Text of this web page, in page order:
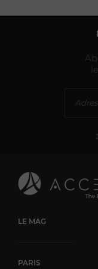
porter alliant confort et style Des
incluant chaussures et
Maison envers la qualité et
alliant tradition et
LE MAG
PARIS